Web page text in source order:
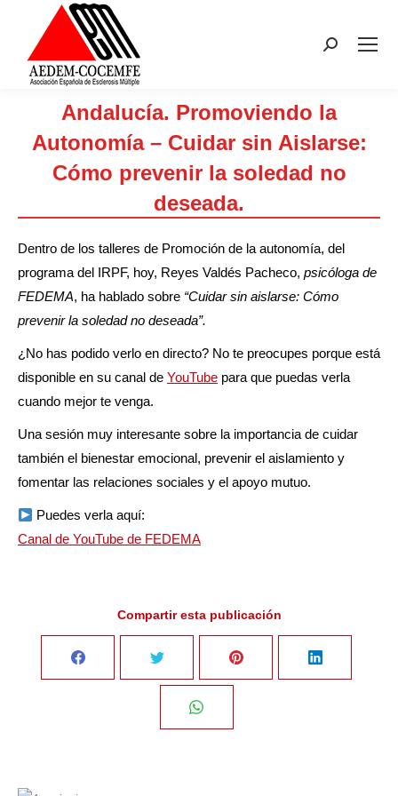
Buscar:
Andalucía. Promoviendo la
Autonomía – Cuidar sin Aislarse:
Cómo prevenir la soledad no
deseada.
Dentro de los talleres de Promoción de la autonomía, del
programa del IRPF, hoy, Reyes Valdés Pacheco, psicóloga de
FEDEMA, ha hablado sobre “Cuidar sin aislarse: Cómo
prevenir la soledad no deseada”.
¿No has podido verlo en directo? No te preocupes porque está
disponible en su canal de YouTube para que puedas verla
cuando mejor te venga.
Una sesión muy interesante sobre la importancia de cuidar
también el bienestar emocional, prevenir el aislamiento y
fomentar las relaciones sociales y el apoyo mutuo.
Puedes verla aquí:
Canal de YouTube de FEDEMA
Compartir esta publicación
Share Share Share